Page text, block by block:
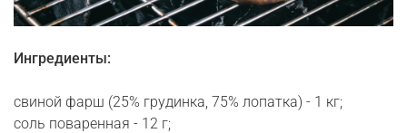
Ингредиенты:
свиной фарш (25% грудинка, 75% лопатка) - 1 кг;
соль поваренная - 12 г;